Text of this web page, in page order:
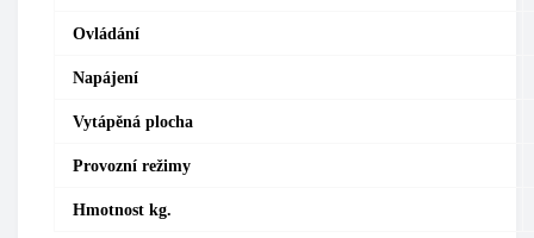
Ovládání
Napájení
Vytápěná plocha
Provozní režimy
Hmotnost kg.